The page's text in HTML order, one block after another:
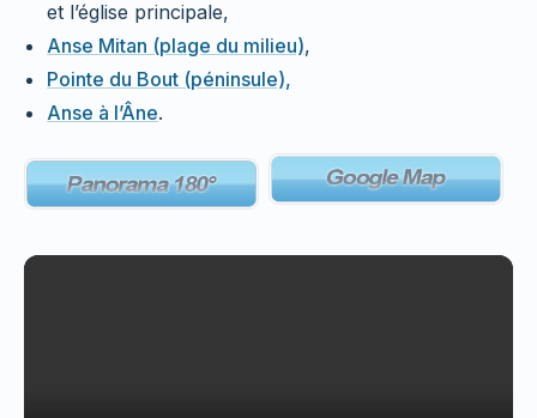
et l’église principale,
Anse Mitan (plage du milieu),
Pointe du Bout (péninsule),
Anse à l’Âne.